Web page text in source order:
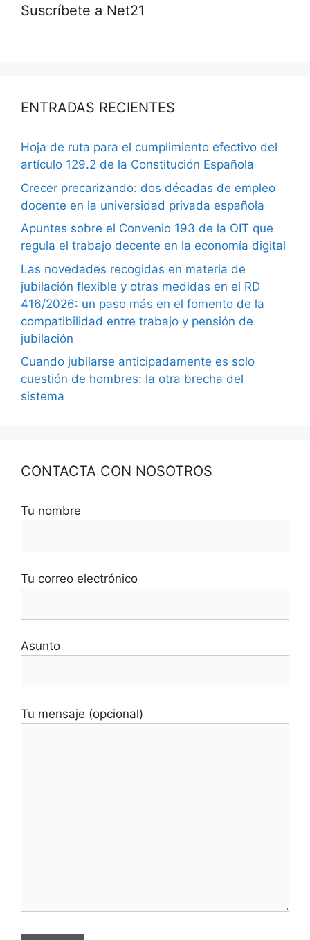
Suscríbete a Net21
ENTRADAS RECIENTES
Hoja de ruta para el cumplimiento efectivo del
artículo 129.2 de la Constitución Española
Crecer precarizando: dos décadas de empleo
docente en la universidad privada española
Apuntes sobre el Convenio 193 de la OIT que
regula el trabajo decente en la economía digital
Las novedades recogidas en materia de
jubilación flexible y otras medidas en el RD
416/2026: un paso más en el fomento de la
compatibilidad entre trabajo y pensión de
jubilación
Cuando jubilarse anticipadamente es solo
cuestión de hombres: la otra brecha del
sistema
CONTACTA CON NOSOTROS
Tu nombre
Tu correo electrónico
Asunto
Tu mensaje (opcional)